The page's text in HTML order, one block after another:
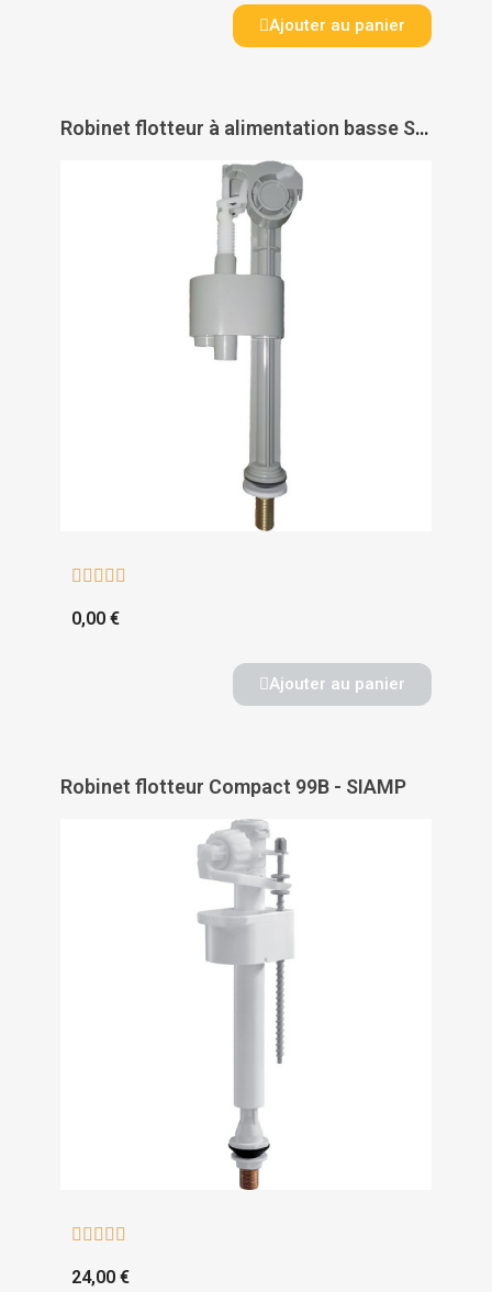
Ajouter au panier
Robinet flotteur à alimentation basse S4-16 - SIMILAIRE
    
0,00 €
Ajouter au panier
Robinet flotteur Compact 99B - SIAMP
    
24,00 €